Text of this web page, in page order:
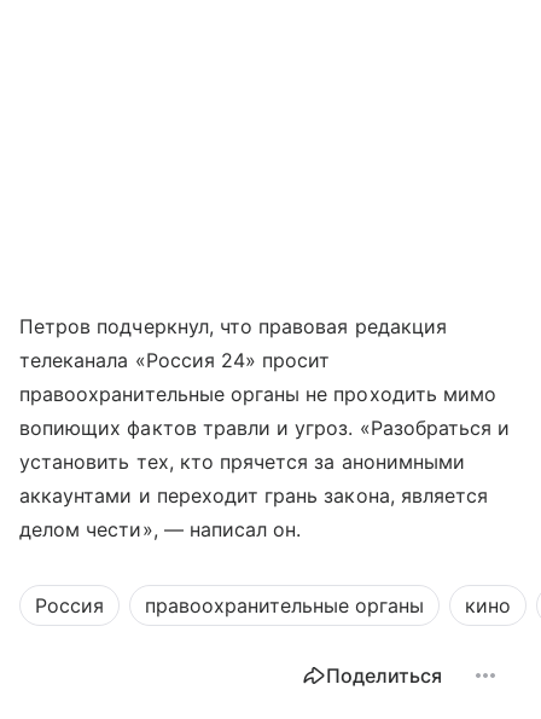
Петров подчеркнул, что правовая редакция
телеканала «Россия 24» просит
правоохранительные органы не проходить мимо
вопиющих фактов травли и угроз. «Разобраться и
установить тех, кто прячется за анонимными
аккаунтами и переходит грань закона, является
делом чести», — написал он.
Россия правоохранительные органы кино
Поделиться